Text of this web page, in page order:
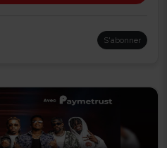
S'abonner